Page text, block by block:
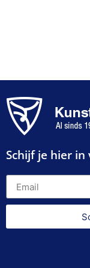
Schijf je hier